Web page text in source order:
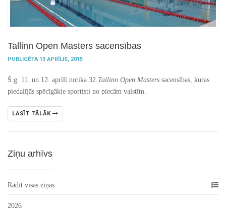
Tallinn Open Masters sacensības
PUBLICĒTA 13 APRĪLIS, 2015
Š.g. 11. un 12. aprīlī notika 32. Tallinn Open Masters sacensības, kuras
piedalījās spēcīgākie sportisti no piecām valstīm.
LASĪT TĀLĀK
Ziņu arhīvs
Rādīt visas ziņas
2026